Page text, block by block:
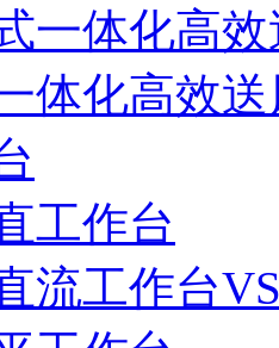
一体化高
体化高效
工作台
流工作台